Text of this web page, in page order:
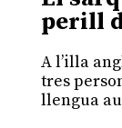
perill
A l’illa
tres
llengua